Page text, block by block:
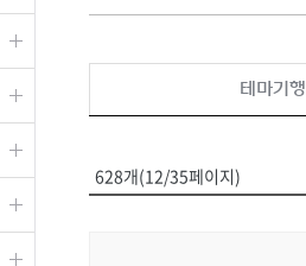
보은
옥천
시청자 FLEX
테마기
628개(12/35페이지)